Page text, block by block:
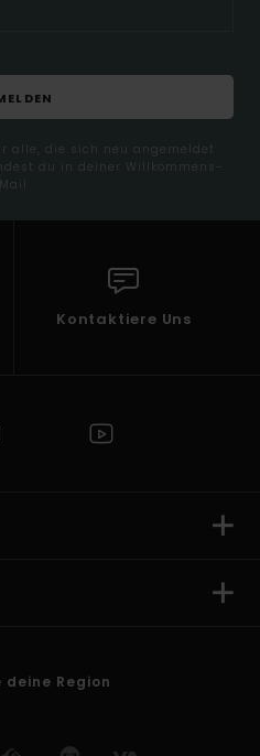
alle, die sich neu angemeldet
du in deiner Willkommens-
Mail
Kontaktiere Uns
deine Region